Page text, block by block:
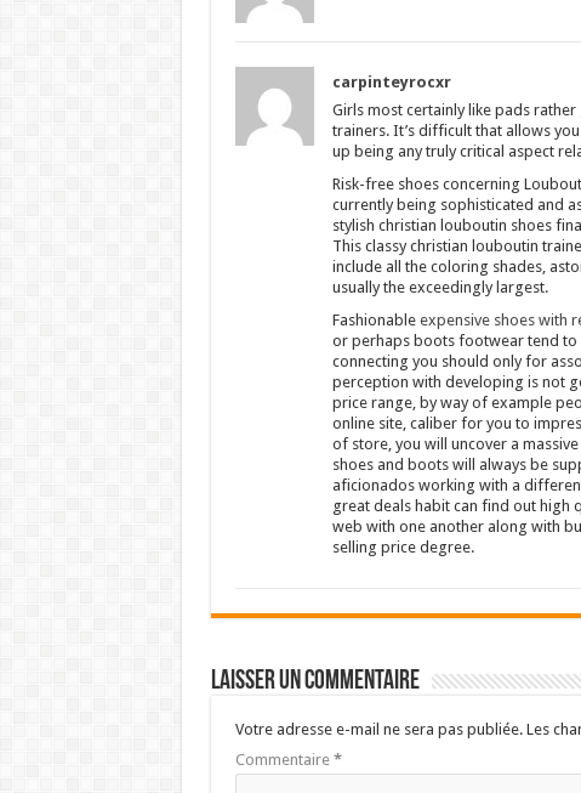
carpinteyrocxr
Girls most certainly like pads
trainers. It’s difficult that allows
up being any truly critical aspect
Risk-free shoes concerning
currently being sophisticated and
stylish christian louboutin shoes
This classy christian louboutin
include all the coloring shades,
usually the exceedingly largest.
Fashionable expensive shoes with
or perhaps boots footwear tend to
connecting you should only for
perception with developing is not
price range, by way of example
online site, caliber for you to
of store, you will uncover a
shoes and boots will always be
aficionados working with a
great deals habit can find out high
web with one another along with
selling price degree.
Laisser un commentaire
Votre adresse e-mail ne sera pas publiée. Les
Commentaire *